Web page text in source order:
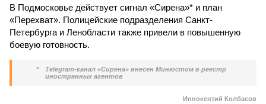
В Подмосковье действует сигнал «Сирена»* и план
«Перехват». Полицейские подразделения Санкт-
Петербурга и Ленобласти также привели в повышенную
боевую готовность.
*
Telegram-канал «Сирена» внесен Минюстом в реестр
иностранных агентов
Иннокентий Колбасов